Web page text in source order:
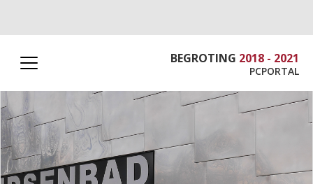
BEGROTING 2018 - 2021
PCPORTAL